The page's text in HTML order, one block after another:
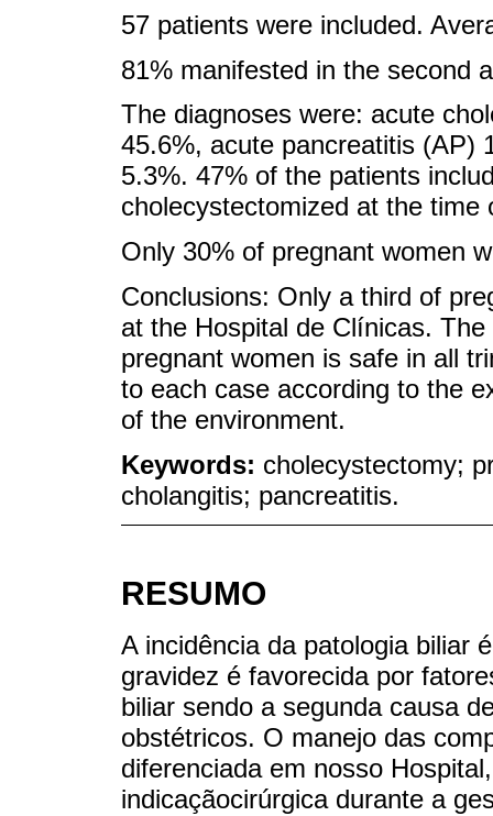
57 patients were included.
81% manifested in the second
The diagnoses were: acute
45.6%, acute pancreatitis (AP)
5.3%. 47% of the patients
cholecystectomized at the time
Only 30% of pregnant women
Conclusions: Only a third of
at the Hospital de Clínicas.
pregnant women is safe in all
to each case according to the
of the environment.
Keywords: cholecystectomy;
cholangitis; pancreatitis.
RESUMO
A incidência da patologia biliar
gravidez é favorecida por
biliar sendo a segunda causa
obstétricos. O manejo das
diferenciada em nosso
indicaçãocirúrgica durante a